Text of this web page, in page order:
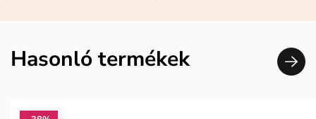
Hasonló termékek